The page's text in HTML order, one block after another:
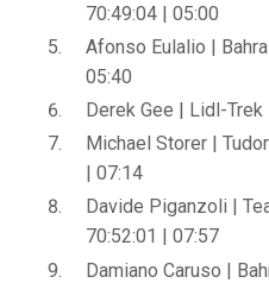
70:49:04 | 05:00
Afonso Eulalio |
05:40
Derek Gee | Lidl-
Michael Storer |
| 07:14
Davide Piganzoli |
70:52:01 | 07:57
Damiano Caruso |